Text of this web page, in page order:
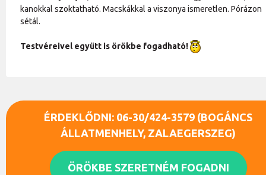
kanokkal szoktatható. Macskákkal a viszonya ismeretlen. Pórázon
sétál.
Testvéreivel együtt is örökbe fogadható!
ÉRDEKLŐDNI: 06-30/424-3579 (BOGÁNCS
ÁLLATMENHELY, ZALAEGERSZEG)
ÖRÖKBE SZERETNÉM FOGADNI